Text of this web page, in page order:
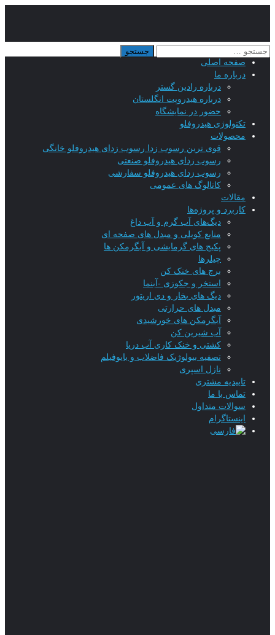
صفحه اصلی
درباره ما
درباره رادین گستر
درباره هیدروپت انگلستان
حضور در نمایشگاه
تکنولوژی هیدروفلو
محصولات
قوی ترین رسوب زدا رسوب زدای هیدروفلو خانگی
رسوب زدای هیدروفلو صنعتی
رسوب زدای هیدروفلو سفارشی
کاتالوگ های عمومی
مقالات
کاربرد و پروژه‌ها
دیگ‌های آب گرم و آب داغ
منابع کویلی و مبدل های صفحه ای
پکیج های گرمایشی و آبگرمکن ها
چیلرها
برج های خنک کن
استخر و جکوزی -آبنما
دیگ های بخار و دی اریتور
مبدل های حرارتی
آبگرمکن های خورشیدی
آب شیرین کن
کشتی و خنک کاری آب دریا
تصفیه بیولوژیک فاضلاب و بایوفیلم
نازل اسپری
تاییدیه‌ مشتری
تماس با ما
سوالات متداول
اینستاگرام